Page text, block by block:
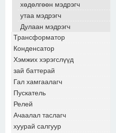
хөдөлгөөн мэдрэгч
утаа мэдрэгч
Дулаан мэдрэгч
Трансформатор
Конденсатор
Хэмжих хэрэгслүүд
зай баттерай
Гал хамгаалагч
Пускатель
Релей
Ачаалал таслагч
хуурай салгуур